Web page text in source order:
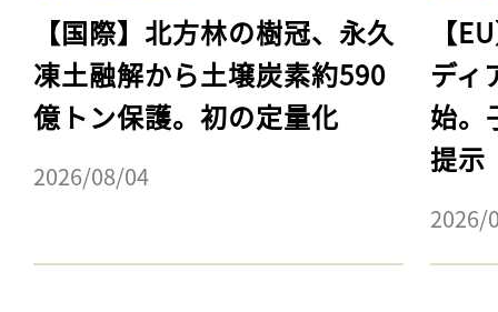
【国際】北方林の樹冠、永久
凍土融解から土壌炭素約590
億トン保護。初の定量化
2026/08/04
【
ディ
始。
提示
2026/